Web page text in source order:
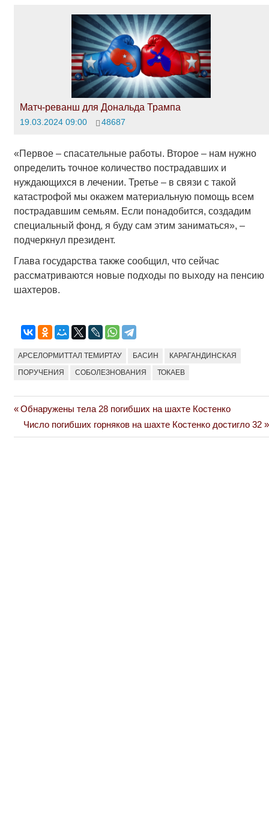
Матч-реванш для Дональда Трампа
19.03.2024 09:00 48687
«Первое – спасательные работы. Второе – нам нужно
определить точное количество пострадавших и
нуждающихся в лечении. Третье – в связи с такой
катастрофой мы окажем материальную помощь всем
пострадавшим семьям. Если понадобится, создадим
специальный фонд, я буду сам этим заниматься», –
подчеркнул президент.
Глава государства также сообщил, что сейчас
рассматриваются новые подходы по выходу на пенсию
шахтеров.
АРСЕЛОРМИТТАЛ ТЕМИРТАУ БАСИН КАРАГАНДИНСКАЯ
ПОРУЧЕНИЯ СОБОЛЕЗНОВАНИЯ ТОКАЕВ
Навигация
по
Previous
Post:
Обнаружены тела 28 погибших на шахте Костенко
Next
Post:
Число погибших горняков на шахте Костенко достигло 32